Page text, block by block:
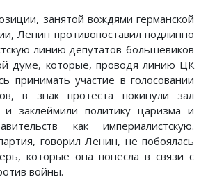
занятой вождями германской
Ленин противопоставил подлинно
линию депутатов-большевиков
думе, которые, проводя линию ЦК
принимать участие в голосовании
в знак протеста покинули зал
заклеймили политику царизма и
как империалистскую.
говорил Ленин, не побоялась
которые она понесла в связи с
войны.